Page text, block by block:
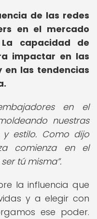
de las redes
en el mercado
capacidad de
impactar en las
en las tendencias
en el
nuestras
y estilo. Como dijo
comienza en el
tú misma .
la influencia que
y a elegir con
ese poder.